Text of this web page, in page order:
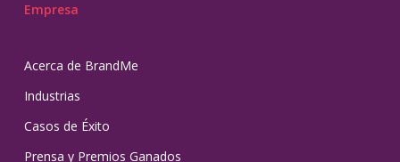
Empresa
Acerca de BrandMe
Industrias
Casos de Éxito
Prensa y Premios Ganados